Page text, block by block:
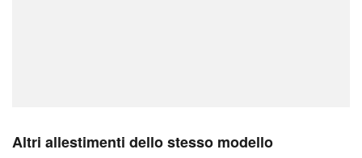
Altri allestimenti dello stesso modello